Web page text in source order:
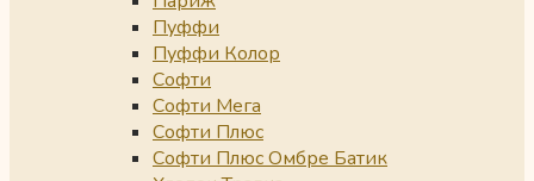
Пуффи
Пуффи Колор
Софти
Софти Мега
Софти Плюс
Софти Плюс Омбре Батик